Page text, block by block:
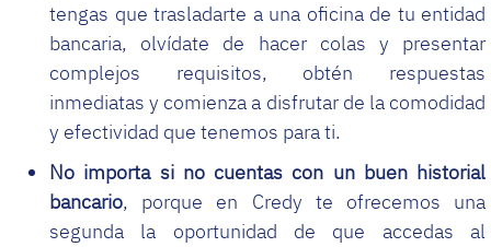
tengas que trasladarte a una oficina de tu entidad
bancaria, olvídate de hacer colas y presentar
complejos requisitos, obtén respuestas
inmediatas y comienza a disfrutar de la comodidad
y efectividad que tenemos para ti.
No importa si no cuentas con un buen historial
bancario, porque en Credy te ofrecemos una
segunda la oportunidad de que accedas al